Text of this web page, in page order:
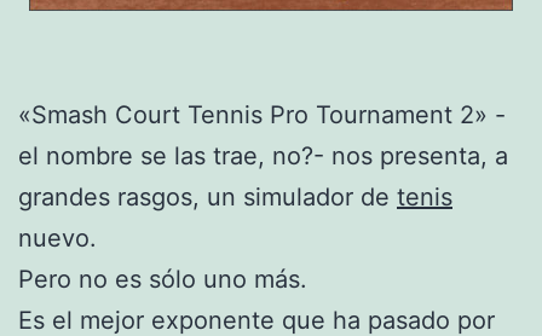
«Smash Court Tennis Pro Tournament 2» -
el nombre se las trae, no?- nos presenta, a
grandes rasgos, un simulador de tenis
nuevo.
Pero no es sólo uno más.
Es el mejor exponente que ha pasado por